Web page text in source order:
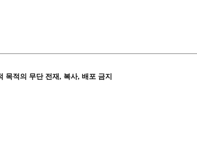
목적의 무단 전재, 복사, 배포 금지